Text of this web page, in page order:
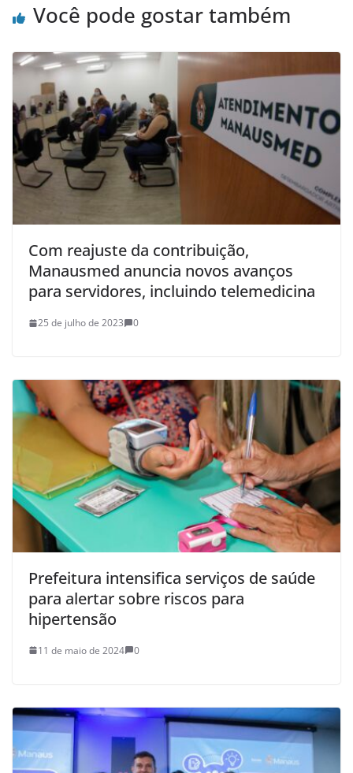
Você pode gostar também
Com reajuste da contribuição,
Manausmed anuncia novos avanços
para servidores, incluindo telemedicina
25 de julho de 2023 0
Prefeitura intensifica serviços de saúde
para alertar sobre riscos para
hipertensão
11 de maio de 2024 0